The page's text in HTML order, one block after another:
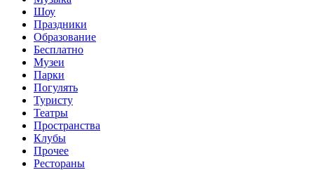
Шоу
Праздники
Образование
Бесплатно
Музеи
Парки
Погулять
Туристу
Театры
Пространства
Клубы
Прочее
Рестораны